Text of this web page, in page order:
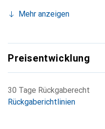
Mehr anzeigen
Preisentwicklung
30 Tage Rückgaberecht
Rückgaberichtlinien